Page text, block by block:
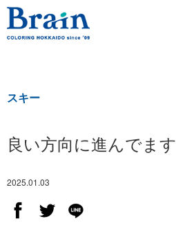
スキー
良い方向に進んでます
2025.01.03